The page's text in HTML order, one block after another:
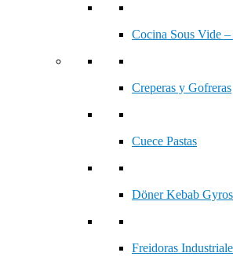
Cocina Sous Vide
Creperas y Gofreras
Cuece Pastas
Döner Kebab Gyros
Freidoras